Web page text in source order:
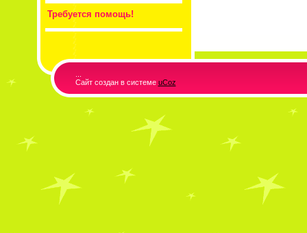
Требуется помощь!
Сайт создан в системе uCoz